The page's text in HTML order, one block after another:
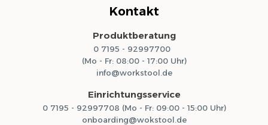
Kontakt
Produktberatung
0 7195 - 92997700
(Mo - Fr: 08:00 - 17:00 Uhr)
info@workstool.de
Einrichtungsservice
0 7195 - 92997708 (Mo - Fr: 09:00 - 15:00 Uhr)
onboarding@wokstool.de